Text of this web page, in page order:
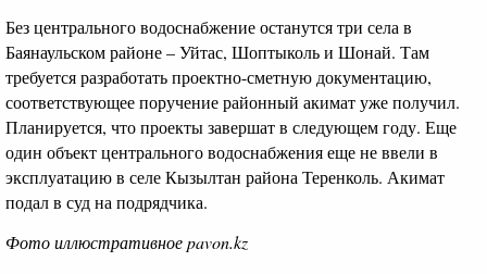
Без центрального водоснабжение останутся три села в
Баянаульском районе – Уйтас, Шоптыколь и Шонай. Там
требуется разработать проектно-сметную документацию,
соответствующее поручение районный акимат уже получил.
Планируется, что проекты завершат в следующем году. Еще
один объект центрального водоснабжения еще не ввели в
эксплуатацию в селе Кызылтан района Теренколь. Акимат
подал в суд на подрядчика.
Фото иллюстративное pavon.kz